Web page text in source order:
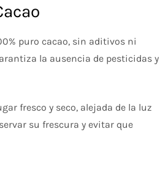
puro cacao, sin aditivos ni
la ausencia de pesticidas y
fresco y seco, alejada de la luz
su frescura y evitar que